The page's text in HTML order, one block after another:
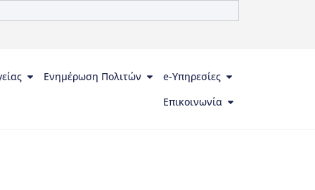
Ενημέρωση Πολιτών
e-Υπηρεσίες
Επικοινωνία